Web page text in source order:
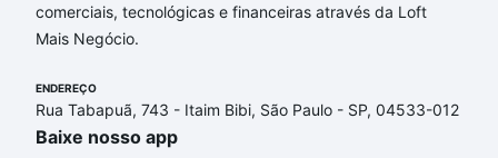
comerciais, tecnológicas e financeiras através da Loft
Mais Negócio.
ENDEREÇO
Rua Tabapuã, 743 - Itaim Bibi, São Paulo - SP, 04533-012
Baixe nosso app